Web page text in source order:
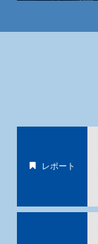
レポート